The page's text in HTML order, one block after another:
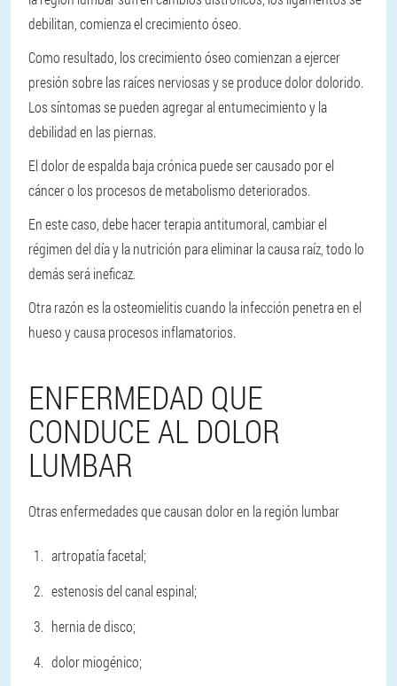
debilitan, comienza el crecimiento óseo.
Como resultado, los crecimiento óseo comienzan a ejercer
presión sobre las raíces nerviosas y se produce dolor dolorido.
Los síntomas se pueden agregar al entumecimiento y la
debilidad en las piernas.
El dolor de espalda baja crónica puede ser causado por el
cáncer o los procesos de metabolismo deteriorados.
En este caso, debe hacer terapia antitumoral, cambiar el
régimen del día y la nutrición para eliminar la causa raíz, todo lo
demás será ineficaz.
Otra razón es la osteomielitis cuando la infección penetra en el
hueso y causa procesos inflamatorios.
ENFERMEDAD QUE
CONDUCE AL DOLOR
LUMBAR
Otras enfermedades que causan dolor en la región lumbar
artropatía facetal;
estenosis del canal espinal;
hernia de disco;
dolor miogénico;